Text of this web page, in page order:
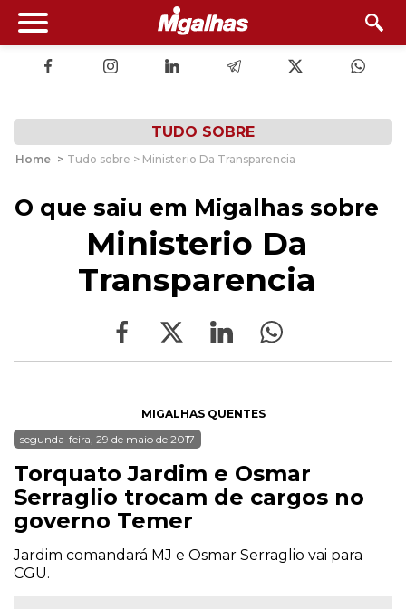
TUDO SOBRE
Home > Tudo sobre > Ministerio Da Transparencia
O que saiu em Migalhas sobre
Ministerio Da
Transparencia
MIGALHAS QUENTES
segunda-feira, 29 de maio de 2017
Torquato Jardim e Osmar
Serraglio trocam de cargos no
governo Temer
Jardim comandará MJ e Osmar Serraglio vai para
CGU.